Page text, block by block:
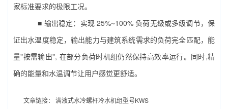
家标准要求的极限工况。
■ 输出稳定：实现 25%~100% 负荷无级或多级调节，保
证出水温度稳定，输出能力与建筑系统需求的负荷完全匹配，能
量"按需输出", 在部分负荷时机组仍然保持高效率运行。同时,精
确的能量和水温调节让用户感觉更舒适。
文章链接：
满液式水冷螺杆冷水机组型号KWS